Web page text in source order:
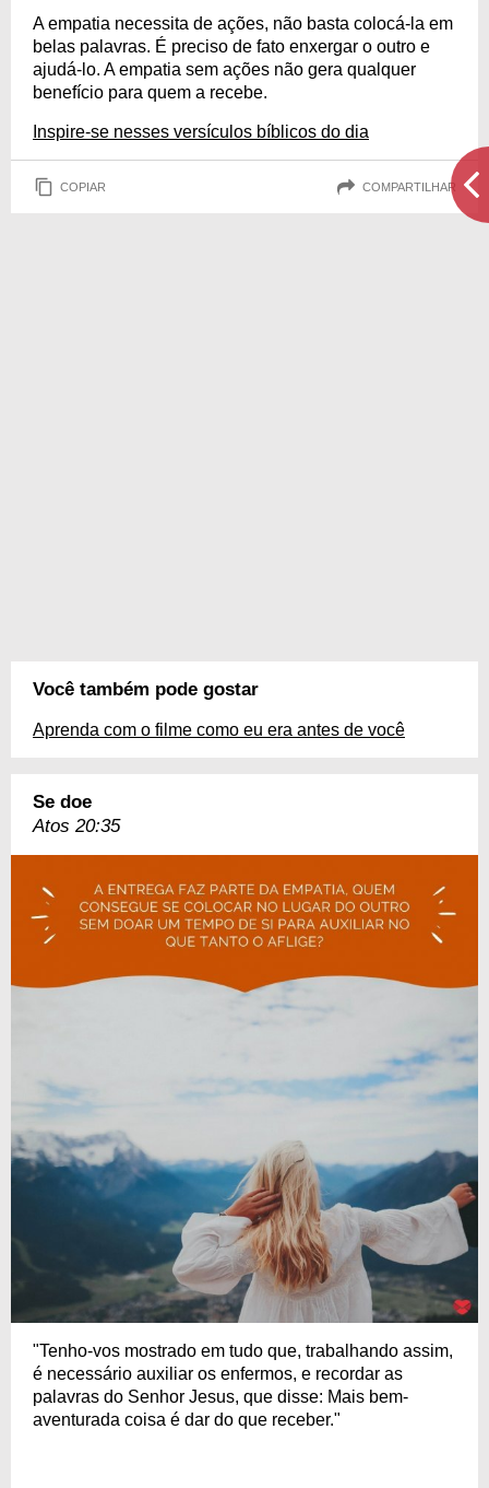
A empatia necessita de ações, não basta colocá-la em
belas palavras. É preciso de fato enxergar o outro e
ajudá-lo. A empatia sem ações não gera qualquer
benefício para quem a recebe.
Inspire-se nesses versículos bíblicos do dia
COPIAR COMPARTILHAR
Você também pode gostar
Aprenda com o filme como eu era antes de você
Se doe
Atos 20:35
"Tenho-vos mostrado em tudo que, trabalhando assim,
é necessário auxiliar os enfermos, e recordar as
palavras do Senhor Jesus, que disse: Mais bem-
aventurada coisa é dar do que receber."